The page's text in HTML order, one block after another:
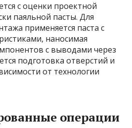
с оценки проектной
паяльной пасты. Для
применяется паста с
наносимая
с выводами через
подготовка отверстий и
от технологии
операции